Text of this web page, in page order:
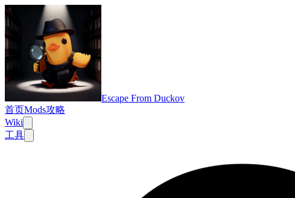
Escape From Duckov
首页Mods攻略
Wiki
工具